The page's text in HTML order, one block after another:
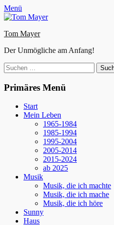
Zum
Inhalt
Facebook
E-
Mail
Instagram
Website
Menü
Tom Mayer
Der Unmögliche am Anfang!
Suche
nach:
Primäres Menü
Start
Mein Leben
1965-1984
1985-1994
1995-2004
2005-2014
2015-2024
ab 2025
Musik
Musik, die ich machte
Musik, die ich mache
Musik, die ich höre
Sunny
Haus